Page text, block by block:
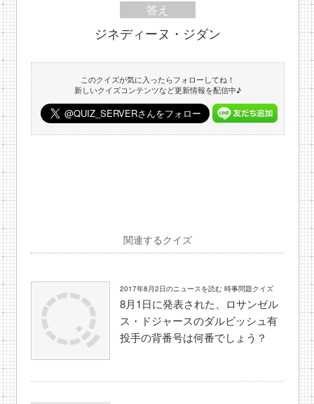
答え
ジネディーヌ・ジダン
このクイズが気に入ったらフォローしてね！
新しいクイズコンテンツなど更新情報を配信中♪
関連するクイズ
2017年8月2日のニュースを読む 時事問題クイズ
8月1日に発表された、ロサンゼル
ス・ドジャースのダルビッシュ有
投手の背番号は何番でしょう？